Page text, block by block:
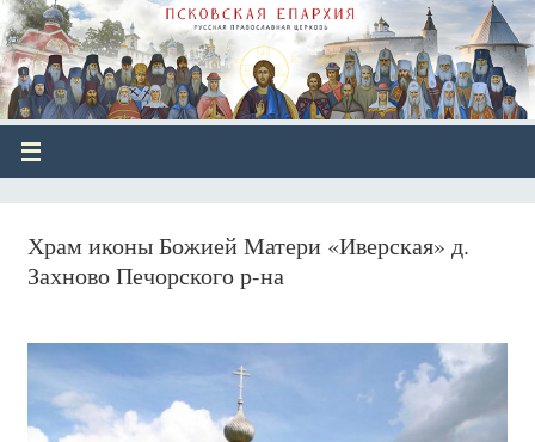
Храм иконы Божией Матери «Иверская» д.
Захново Печорского р-на